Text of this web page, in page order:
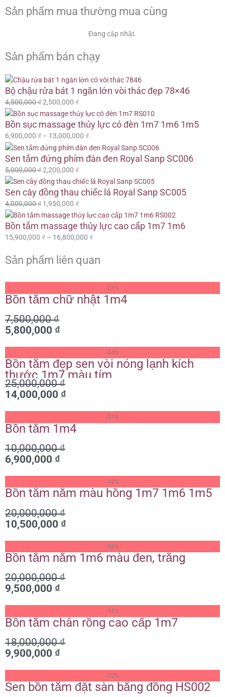
Sản phẩm mua thường mua cùng
Đang cập nhật.
Sản phẩm bán chạy
Bộ chậu rửa bát 1 ngăn lớn vòi thác đẹp 78×46
4,500,000₫
Giá
gốc
là:
4,500,000 ₫.
2,500,000 ₫
Giá
hiện
là:
2,500,000 ₫.
Bồn sục massage thủy lực có đèn 1m7 1m6 1m5
6,900,000 ₫ – 13,000,000 ₫
Khoảng
giá:
6,900,000 ₫
đến
Sen tắm đứng phím đàn đen Royal Sanp SC006
5,000,000₫
Giá
gốc
là:
5,000,000 ₫.
2,200,000 ₫
Giá
hiện
là:
2,200,000 ₫.
Sen cây đồng thau chiếc lá Royal Sanp SC005
4,000,000₫
Giá
gốc
là:
4,000,000 ₫.
1,950,000 ₫
Giá
hiện
là:
1,950,000 ₫.
Bồn tắm massage thủy lực cao cấp 1m7 1m6
15,900,000 ₫ – 16,800,000 ₫
Khoảng
giá:
15,900,000 ₫
đến
Sản phẩm liên quan
-23%
Bồn tắm chữ nhật 1m4
7,500,000₫
gốc
7,500,000 ₫.
5,800,000 ₫
hiện
là:
5,800,000 ₫.
-44%
Bồn tắm đẹp sen vòi nóng lạnh kích
thước 1m7 màu tím
25,000,000₫
gốc
là:
25,000,000 ₫.
14,000,000 ₫
hiện
tại
là:
14,000,000 ₫.
-31%
Bồn tắm 1m4
10,000,000₫
gốc
10,000,000 ₫.
6,900,000 ₫
hiện
là:
6,900,000 ₫.
-48%
Bồn tắm nằm màu hồng 1m7 1m6 1m5
20,000,000₫
gốc
20,000,000 ₫.
10,500,000 ₫
hiện
là:
10,500,000 ₫.
-53%
Bồn tắm nằm 1m6 màu đen, trắng
20,000,000₫
gốc
20,000,000 ₫.
9,500,000 ₫
hiện
là:
9,500,000 ₫.
-45%
Bồn tắm chân rồng cao cấp 1m7
18,000,000₫
gốc
18,000,000 ₫.
9,900,000 ₫
hiện
là:
9,900,000 ₫.
-22%
Sen bồn tắm đặt sàn bằng đồng HS002
gốc
hiện